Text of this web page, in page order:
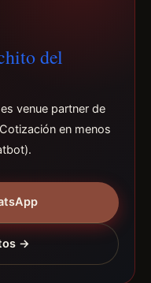
del
venue partner de
en menos
→